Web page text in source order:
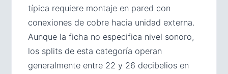
típica requiere montaje en pared con
conexiones de cobre hacia unidad externa.
Aunque la ficha no especifica nivel sonoro,
los splits de esta categoría operan
generalmente entre 22 y 26 decibelios en